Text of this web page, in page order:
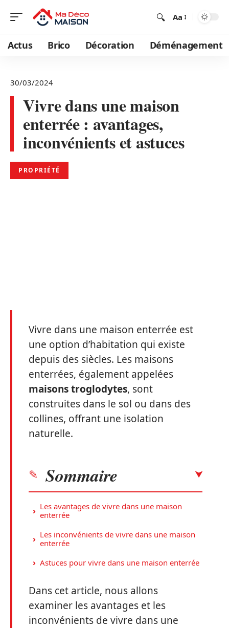
Aa
Actus Brico Décoration Déménagement
30/03/2024
Vivre dans une maison
enterrée : avantages,
inconvénients et astuces
PROPRIÉTÉ
Vivre dans une maison enterrée est
une option d’habitation qui existe
depuis des siècles. Les maisons
enterrées, également appelées
maisons troglodytes, sont
construites dans le sol ou dans des
collines, offrant une isolation
naturelle.
Sommaire
Les avantages de vivre dans une maison
enterrée
Les inconvénients de vivre dans une maison
enterrée
Astuces pour vivre dans une maison enterrée
Dans cet article, nous allons
examiner les avantages et les
inconvénients de vivre dans une